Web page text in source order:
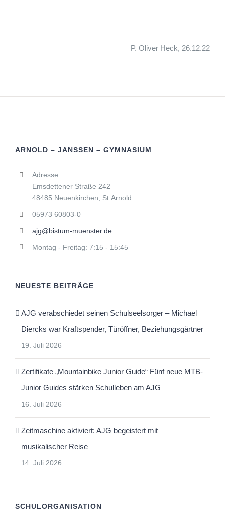
P. Oliver Heck, 26.12.22
ARNOLD – JANSSEN – GYMNASIUM
Adresse
Emsdettener Straße 242
48485 Neuenkirchen, St.Arnold
05973 60803-0
ajg@bistum-muenster.de
Montag - Freitag: 7:15 - 15:45
NEUESTE BEITRÄGE
AJG verabschiedet seinen Schulseelsorger – Michael
Diercks war Kraftspender, Türöffner, Beziehungsgärtner
19. Juli 2026
Zertifikate „Mountainbike Junior Guide“ Fünf neue MTB-
Junior Guides stärken Schulleben am AJG
16. Juli 2026
Zeitmaschine aktiviert: AJG begeistert mit
musikalischer Reise
14. Juli 2026
SCHULORGANISATION